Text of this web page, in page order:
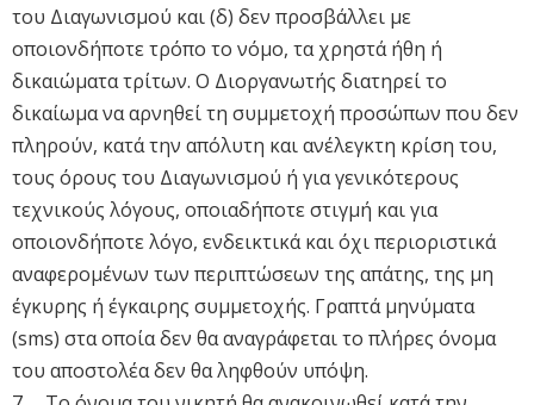
του Διαγωνισμού και (δ) δεν προσβάλλει με
οποιονδήποτε τρόπο το νόμο, τα χρηστά ήθη ή
δικαιώματα τρίτων. Ο Διοργανωτής διατηρεί το
δικαίωμα να αρνηθεί τη συμμετοχή προσώπων που δεν
πληρούν, κατά την απόλυτη και ανέλεγκτη κρίση του,
τους όρους του Διαγωνισμού ή για γενικότερους
τεχνικούς λόγους, οποιαδήποτε στιγμή και για
οποιονδήποτε λόγο, ενδεικτικά και όχι περιοριστικά
αναφερομένων των περιπτώσεων της απάτης, της μη
έγκυρης ή έγκαιρης συμμετοχής. Γραπτά μηνύματα
(sms) στα οποία δεν θα αναγράφεται το πλήρες όνομα
του αποστολέα δεν θα ληφθούν υπόψη.